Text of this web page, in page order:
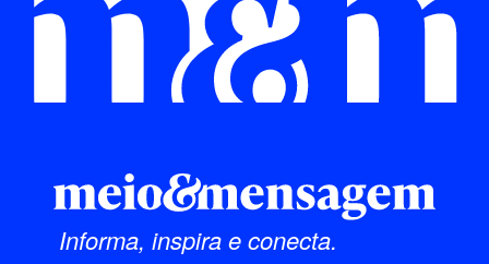
Informa, inspira e conecta.